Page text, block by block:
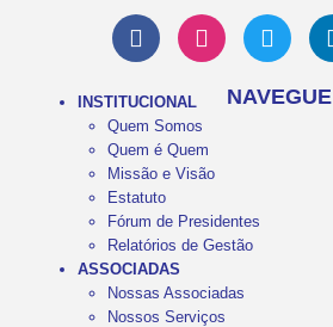
NAVEGUE
INSTITUCIONAL
Quem Somos
Quem é Quem
Missão e Visão
Estatuto
Fórum de Presidentes
Relatórios de Gestão
ASSOCIADAS
Nossas Associadas
Nossos Serviços